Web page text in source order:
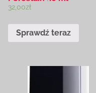
32,00zł
Sprawdź teraz